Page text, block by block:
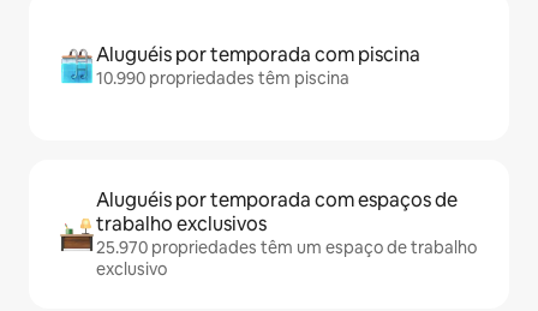
Aluguéis por temporada com piscina
10.990 propriedades têm piscina
Aluguéis por temporada com espaços de
trabalho exclusivos
25.970 propriedades têm um espaço de trabalho
exclusivo